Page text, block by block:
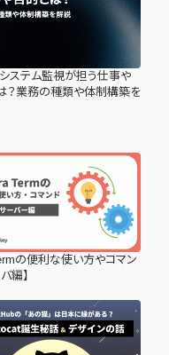
システム監視が担う仕事や
？業務の種類や体制構築を
の便利な使い方やコマン
編】